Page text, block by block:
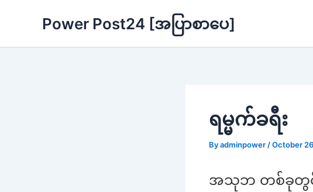
Power Post24 [အပြာစာပေ]
ရမ္မက်ခရီး
Byadminpower /October
အသုဘ တစ်ခုတွ